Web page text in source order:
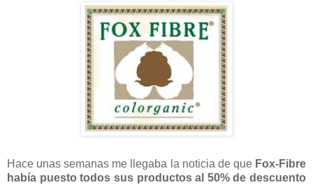
Hace unas semanas me llegaba la noticia de que Fox-Fibre
había puesto todos sus productos al 50% de descuento